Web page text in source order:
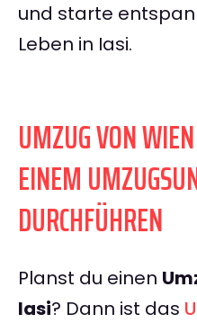
und starte
Leben in Iasi.
UMZUG VON
EINEM
DURCHFÜHREN
Planst du einen
Iasi? Dann ist das